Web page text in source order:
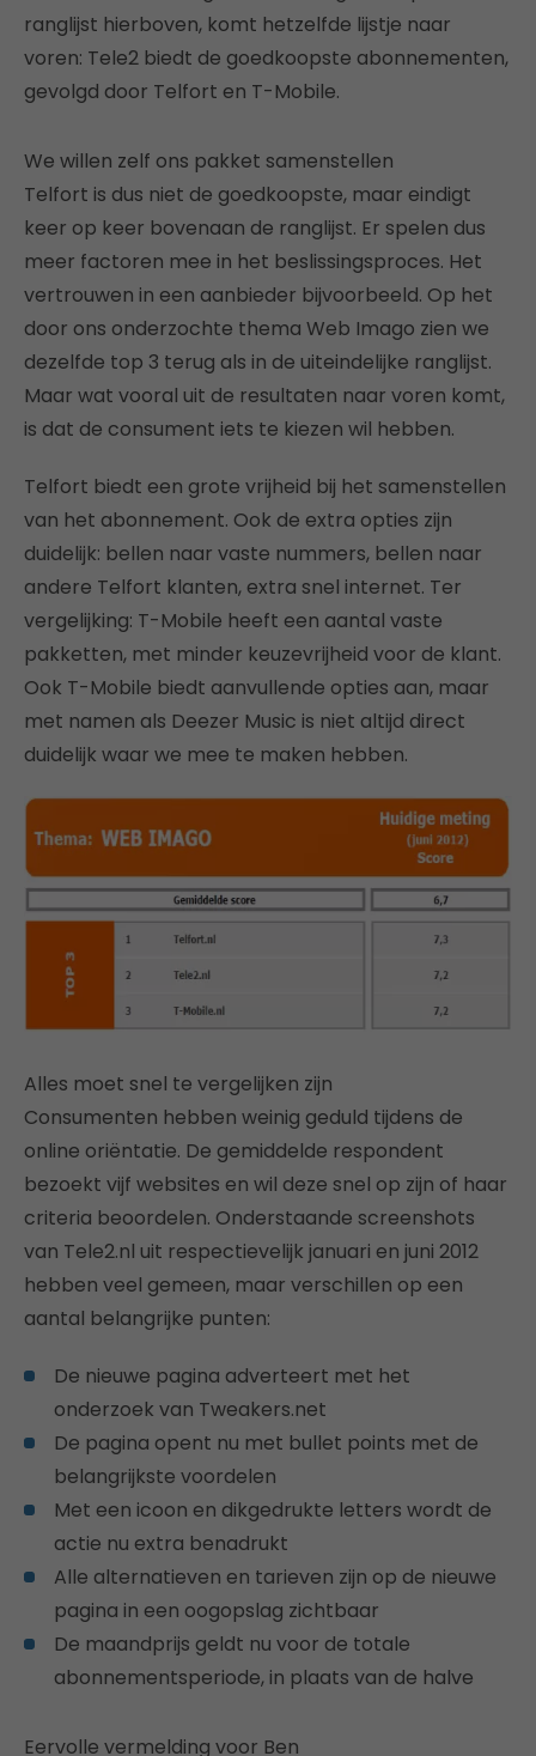
ranglijst hierboven, komt hetzelfde lijstje naar
voren: Tele2 biedt de goedkoopste abonnementen,
gevolgd door Telfort en T-Mobile.
We willen zelf ons pakket samenstellen
Telfort is dus niet de goedkoopste, maar eindigt
keer op keer bovenaan de ranglijst. Er spelen dus
meer factoren mee in het beslissingsproces. Het
vertrouwen in een aanbieder bijvoorbeeld. Op het
door ons onderzochte thema Web Imago zien we
dezelfde top 3 terug als in de uiteindelijke ranglijst.
Maar wat vooral uit de resultaten naar voren komt,
is dat de consument iets te kiezen wil hebben.
Telfort biedt een grote vrijheid bij het samenstellen
van het abonnement. Ook de extra opties zijn
duidelijk: bellen naar vaste nummers, bellen naar
andere Telfort klanten, extra snel internet. Ter
vergelijking: T-Mobile heeft een aantal vaste
pakketten, met minder keuzevrijheid voor de klant.
Ook T-Mobile biedt aanvullende opties aan, maar
met namen als Deezer Music is niet altijd direct
duidelijk waar we mee te maken hebben.
Alles moet snel te vergelijken zijn
Consumenten hebben weinig geduld tijdens de
online oriëntatie. De gemiddelde respondent
bezoekt vijf websites en wil deze snel op zijn of haar
criteria beoordelen. Onderstaande screenshots
van Tele2.nl uit respectievelijk januari en juni 2012
hebben veel gemeen, maar verschillen op een
aantal belangrijke punten:
De nieuwe pagina adverteert met het
onderzoek van Tweakers.net
De pagina opent nu met bullet points met de
belangrijkste voordelen
Met een icoon en dikgedrukte letters wordt de
actie nu extra benadrukt
Alle alternatieven en tarieven zijn op de nieuwe
pagina in een oogopslag zichtbaar
De maandprijs geldt nu voor de totale
abonnementsperiode, in plaats van de halve
Eervolle vermelding voor Ben